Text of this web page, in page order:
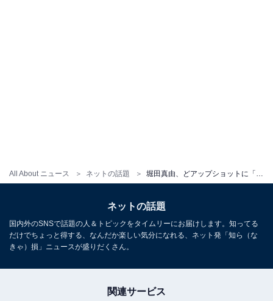
All About ニュース ネットの話題
ネットの話題
国内外のSNSで話題の人＆トピックをタイムリーにお届けします。知ってる
だけでちょっと得する、なんだか楽しい気分になれる、ネット発「知ら（な
きゃ）損」ニュースが盛りだくさん。
関連サービス